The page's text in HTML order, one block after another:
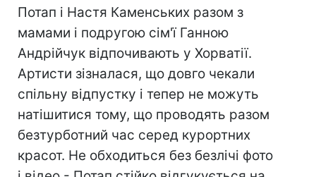
Потап і Настя Каменських разом з
мамами і подругою сім'ї Ганною
Андрійчук відпочивають у Хорватії.
Артисти зізналася, що довго чекали
спільну відпустку і тепер не можуть
натішитися тому, що проводять разом
безтурботний час серед курортних
красот. Не обходиться без безлічі фото